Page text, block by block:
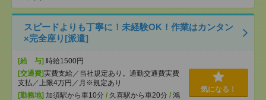
スピードよりも丁寧に！未経験OK！作業はカンタン
×完全座り[派遣]
[給 与] 時給1500円
[交通費]実費支給／当社規定あり。通勤交通費実費
支払／上限4万円／月※規定あり
[勤務地] 加須駅から車10分 / 久喜駅から車20分 / 鴻
気になる！